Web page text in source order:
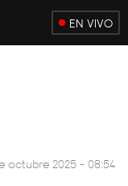
EN VIVO
octubre 2025 - 08:54